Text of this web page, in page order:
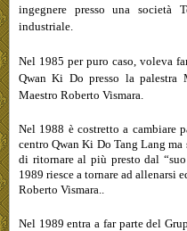
ingegnere presso una società
industriale.
Nel 1985 per puro caso, voleva
Qwan Ki Do presso la
Maestro Roberto Vismara.
Nel 1988 è costretto a cambiare
centro Qwan Ki Do Tang Lang ma
di ritornare al più presto dal
1989 riesce a tornare ad allenarsi
Roberto Vismara..
Nel 1989 entra a far parte del